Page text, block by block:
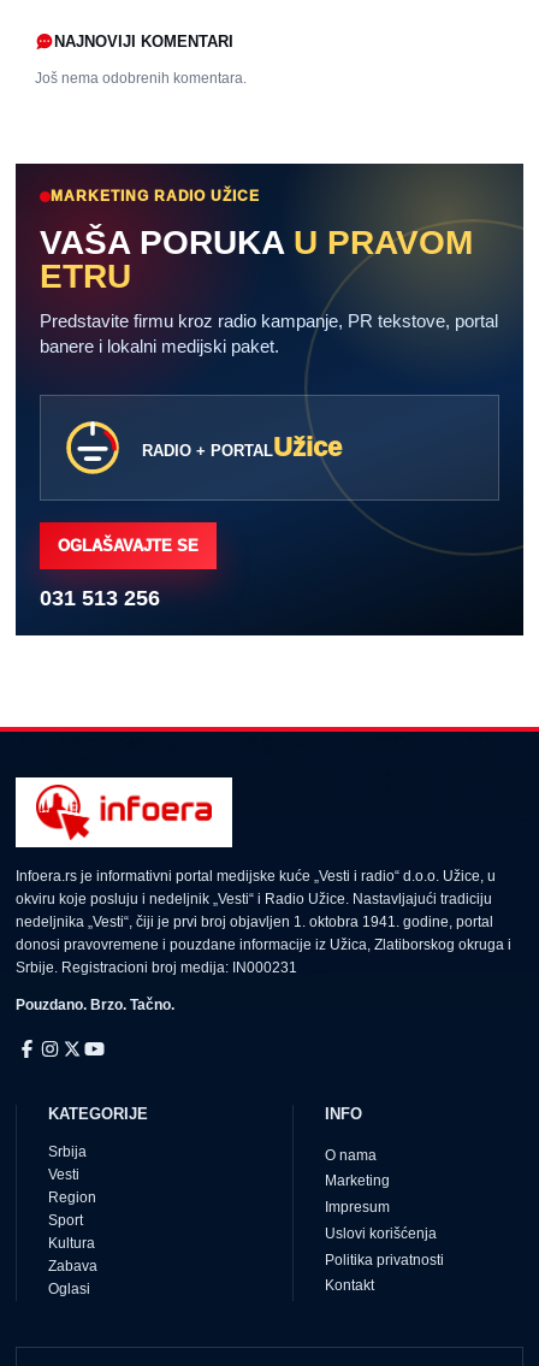
NAJNOVIJI KOMENTARI
Još nema odobrenih komentara.
MARKETING RADIO UŽICE
VAŠA PORUKA U PRAVOM
ETRU
Predstavite firmu kroz radio kampanje, PR tekstove, portal
banere i lokalni medijski paket.
RADIO + PORTALUžice
OGLAŠAVAJTE SE
031 513 256
Infoera.rs je informativni portal medijske kuće „Vesti i radio“ d.o.o. Užice, u
okviru koje posluju i nedeljnik „Vesti“ i Radio Užice. Nastavljajući tradiciju
nedeljnika „Vesti“, čiji je prvi broj objavljen 1. oktobra 1941. godine, portal
donosi pravovremene i pouzdane informacije iz Užica, Zlatiborskog okruga i
Srbije. Registracioni broj medija: IN000231
Pouzdano. Brzo. Tačno.
KATEGORIJE
Srbija
Vesti
Region
Sport
Kultura
Zabava
Oglasi
INFO
O nama
Marketing
Impresum
Uslovi korišćenja
Politika privatnosti
Kontakt